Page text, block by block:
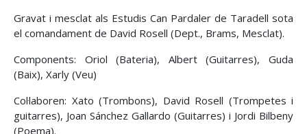
Gravat i mesclat als Estudis Can Pardaler de Taradell sota
el comandament de David Rosell (Dept., Brams, Mesclat).
Components: Oriol (Bateria), Albert (Guitarres), Guda
(Baix), Xarly (Veu)
Col·laboren: Xato (Trombons), David Rosell (Trompetes i
guitarres), Joan Sánchez Gallardo (Guitarres) i Jordi Bilbeny
(Poema).